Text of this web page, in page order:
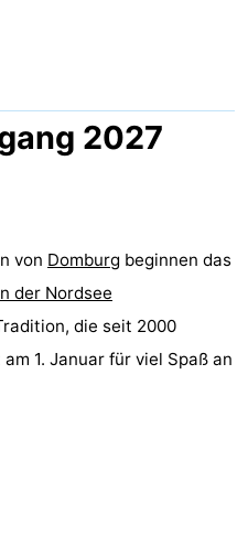
2027
von Domburg beginnen das
der Nordsee
die seit 2000
1. Januar für viel Spaß an